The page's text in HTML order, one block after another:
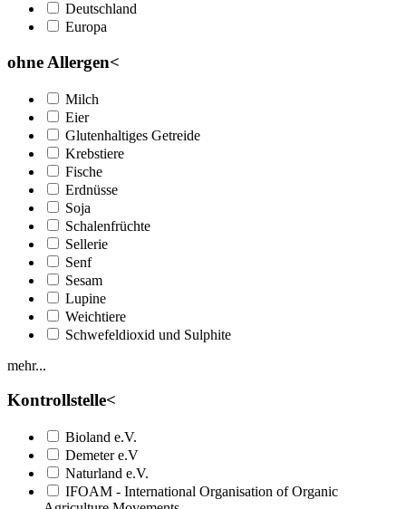
Deutschland
Europa
ohne Allergen<
Milch
Eier
Glutenhaltiges Getreide
Krebstiere
Fische
Erdnüsse
Soja
Schalenfrüchte
Sellerie
Senf
Sesam
Lupine
Weichtiere
Schwefeldioxid und Sulphite
mehr...
Kontrollstelle<
Bioland e.V.
Demeter e.V
Naturland e.V.
IFOAM - International Organisation of Organic